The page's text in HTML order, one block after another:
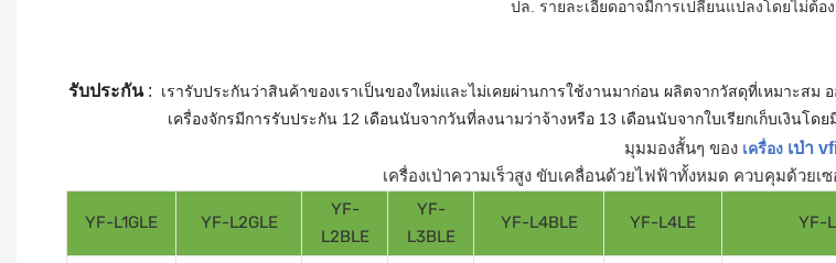
ปล. รายละเอียดอาจมีการเปลี่ยนแปลงโดยไม่ต้อ
รับประกัน :
เรารับประกันว่าสินค้าของเราเป็นของใหม่และไม่เคยผ่านการใช้งานมาก่อน ผลิตจากวัสดุที่เหมาะ
เครื่องจักรมีการรับประกัน 12 เดือนนับจากวันที่ลงนามว่าจ้างหรือ 13 เดือนนับจากใบเรียกเก็บเงินโ
มุมมองสั้นๆ ของ เครื่อง เป่า
เครื่องเป่าความเร็วสูง ขับเคลื่อนด้วยไฟฟ้าทั้งหมด ควบคุมด้วยเ
YF-L1GLE YF-L2GLE
YF-
L2BLE
YF-
L3BLE
YF-L4BLE YF-L4LE YF-